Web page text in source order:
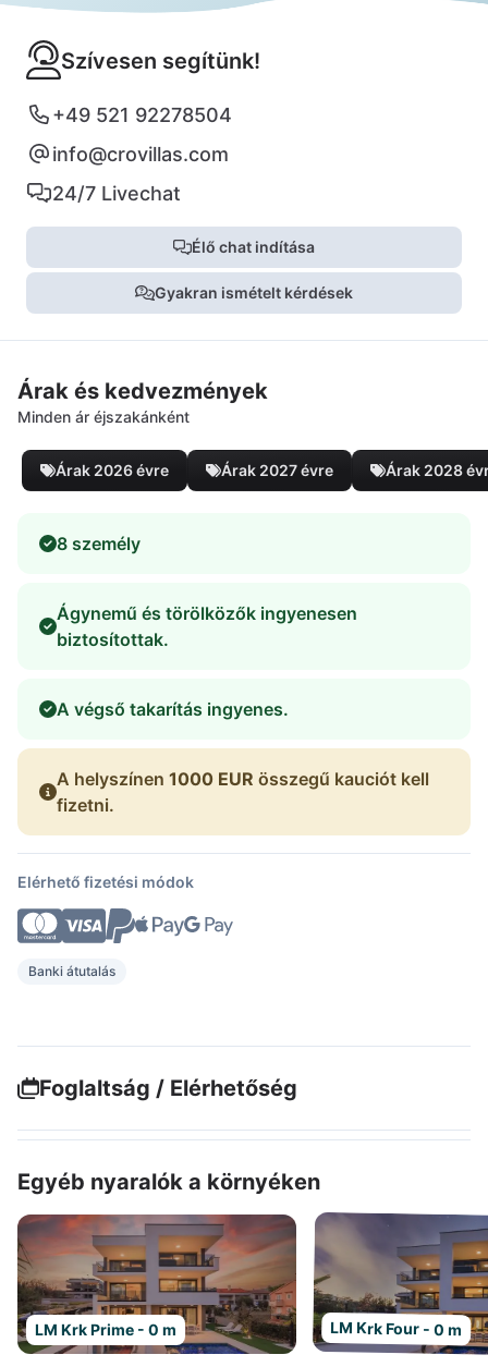
Szívesen segítünk!
+49 521 92278504
info@crovillas.com
24/7 Livechat
Élő chat indítása
Gyakran ismételt kérdések
Árak és kedvezmények
Minden ár éjszakánként
Árak 2026 évre Árak 2027 évre Árak 2028
8 személy
Ágynemű és törölközők ingyenesen
biztosítottak.
A végső takarítás ingyenes.
A helyszínen 1000 EUR összegű kauciót kell
fizetni.
Elérhető fizetési módok
Banki átutalás
Foglaltság / Elérhetőség
Egyéb nyaralók a környéken
LM Krk Prime - 0 m LM Krk Four - 0 m